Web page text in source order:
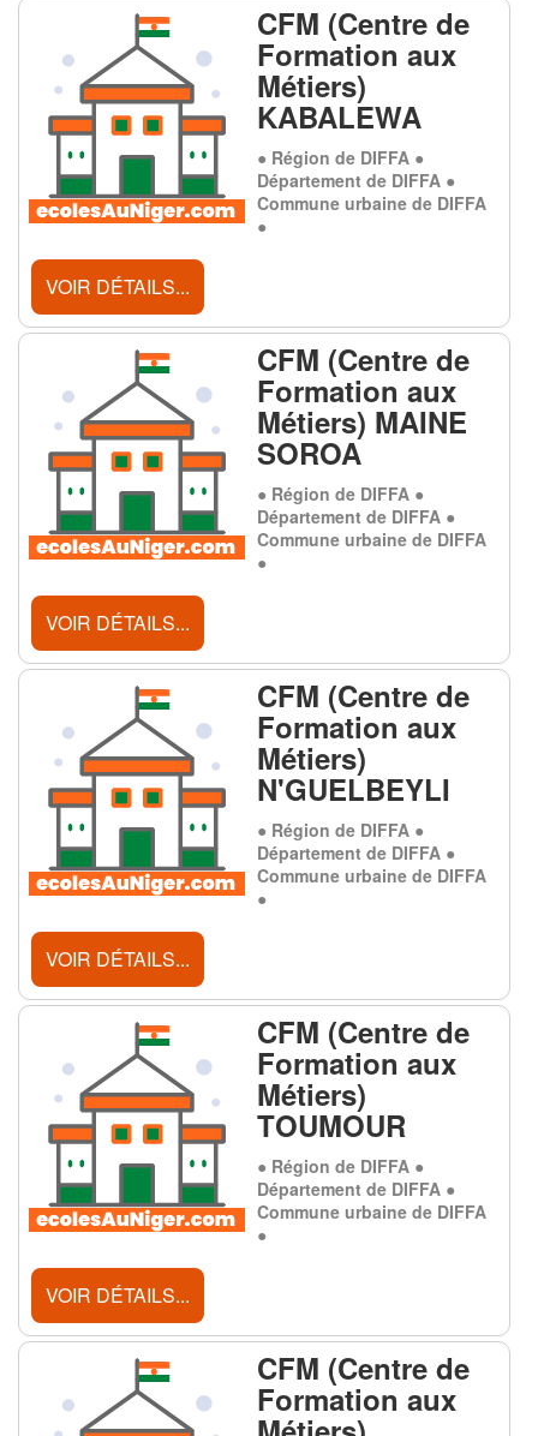
CFM (Centre de
Formation aux
Métiers)
KABALEWA
● Région de DIFFA ●
Département de DIFFA ●
Commune urbaine de DIFFA
●
VOIR DÉTAILS...
CFM (Centre de
Formation aux
Métiers) MAINE
SOROA
● Région de DIFFA ●
Département de DIFFA ●
Commune urbaine de DIFFA
●
VOIR DÉTAILS...
CFM (Centre de
Formation aux
Métiers)
N'GUELBEYLI
● Région de DIFFA ●
Département de DIFFA ●
Commune urbaine de DIFFA
●
VOIR DÉTAILS...
CFM (Centre de
Formation aux
Métiers)
TOUMOUR
● Région de DIFFA ●
Département de DIFFA ●
Commune urbaine de DIFFA
●
VOIR DÉTAILS...
CFM (Centre de
Formation aux